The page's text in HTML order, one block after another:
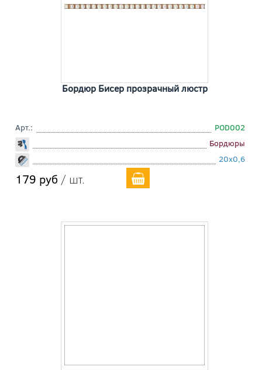
Бордюр Бисер прозрачный люстр
Арт.:
POD002
Бордюры
20x0,6
179 руб / шт.